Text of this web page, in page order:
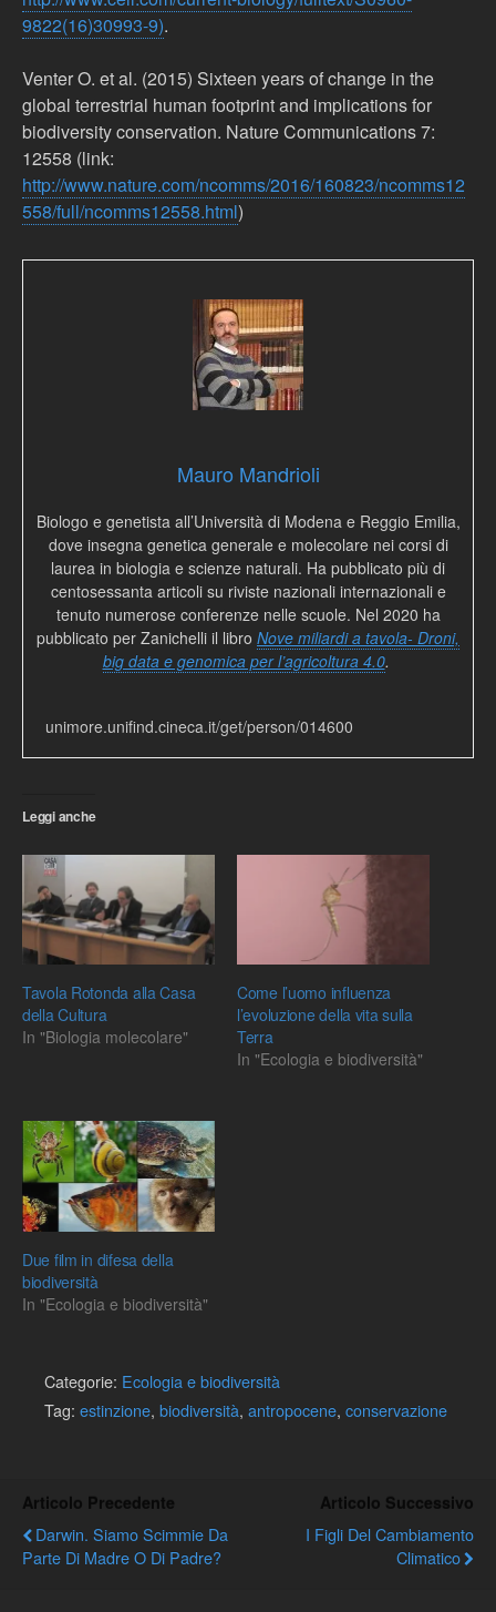
9822(16)30993-9).
Venter O. et al. (2015) Sixteen years of change in the
global terrestrial human footprint and implications for
biodiversity conservation. Nature Communications 7:
12558 (link:
http://www.nature.com/ncomms/2016/160823/ncomms12
558/full/ncomms12558.html)
Mauro Mandrioli
Biologo e genetista all’Università di Modena e Reggio Emilia,
dove insegna genetica generale e molecolare nei corsi di
laurea in biologia e scienze naturali. Ha pubblicato più di
centosessanta articoli su riviste nazionali internazionali e
tenuto numerose conferenze nelle scuole. Nel 2020 ha
pubblicato per Zanichelli il libro Nove miliardi a tavola- Droni,
big data e genomica per l’agricoltura 4.0.
unimore.unifind.cineca.it/get/person/014600
Leggi anche
Tavola Rotonda alla Casa
della Cultura
In "Biologia molecolare"
Come l’uomo influenza
l’evoluzione della vita sulla
Terra
In "Ecologia e biodiversità"
Due film in difesa della
biodiversità
In "Ecologia e biodiversità"
Categorie: Ecologia e biodiversità
Tag: estinzione, biodiversità, antropocene, conservazione
Articolo Precedente
Darwin. Siamo Scimmie Da
Parte Di Madre O Di Padre?
Articolo Successivo
I Figli Del Cambiamento
Climatico